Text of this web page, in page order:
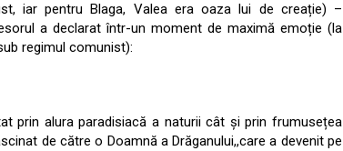
iar pentru Blaga, Valea era oaza lui de creație) –
a declarat într-un moment de maximă emoție (la
regimul comunist):
prin alura paradisiacă a naturii cât și prin frumusețea
de către o Doamnă a Drăganului,,care a devenit pe